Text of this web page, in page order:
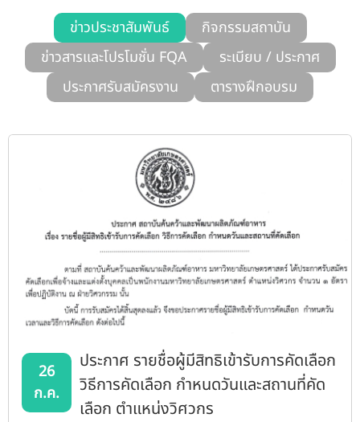
บุคลากรสถาบัน
รับข้อร้องเรียนและข้อเสนอแนะ
ระบบสารสนเทศ (ใน)
สายตรงผู้บริหาร
ข่าวประชาสัมพันธ์
กิจกรรมสถาบัน
ข่าวสารและโปรโมชั่น FQA
ระเบียบ / ประกาศ
ประกาศรับสมัครงาน
ตารางฝึกอบรม
26
ก.ค.
ประกาศ รายชื่อผู้มีสิทธิเข้ารับการคัดเลือก
วิธีการคัดเลือก กำหนดวันและสถานที่คัด
เลือก ตำแหน่งวิศวกร